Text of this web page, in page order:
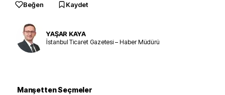
Beğen Kaydet
YAŞAR KAYA
İstanbul Ticaret Gazetesi – Haber Müdürü
Manşetten Seçmeler